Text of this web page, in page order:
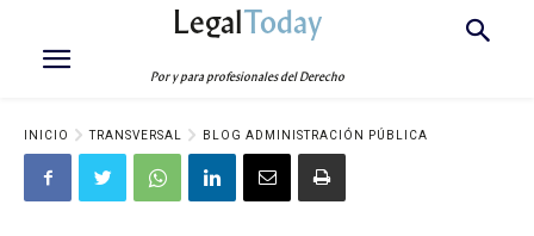
LegalToday
Por y para profesionales del Derecho
INICIO TRANSVERSAL BLOG ADMINISTRACIÓN PÚBLICA